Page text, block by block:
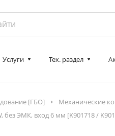
Услуги Тех. раздел
[ГБО] Механические
ЭМК, вход 6 мм [K901718 /